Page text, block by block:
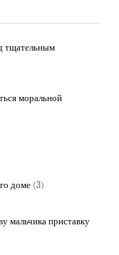
тщательным
моральной
доме (3)
мальчика приставку